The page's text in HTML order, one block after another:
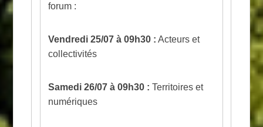
forum :
Vendredi 25/07 à 09h30 : Acteurs et
collectivités
Samedi 26/07 à 09h30 :Territoires et
numériques